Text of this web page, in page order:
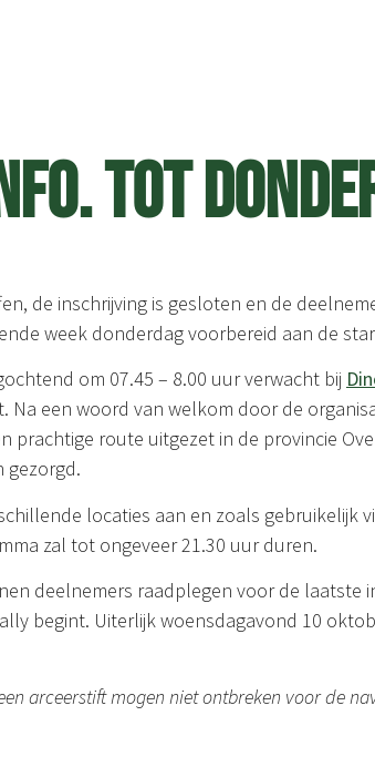
TOT
de inschrijving is gesloten en de
week donderdag voorbereid aan de
om 07.45 – 8.00 uur verwacht bij
Na een woord van welkom door de
prachtige route uitgezet in de provincie
gezorgd.
locaties aan en zoals
zal tot ongeveer 21.30 uur duren.
deelnemers raadplegen voor de laatste
begint. Uiterlijk woensdagavond 10
arceerstift mogen niet ontbreken voor de